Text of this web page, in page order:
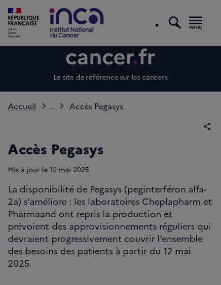
Le site de référence sur les cancers
Accueil ... Accès Pegasys
Accès Pegasys
Mis à jour le 12 mai 2025
La disponibilité de Pegasys (peginterféron alfa-
2a) s’améliore : les laboratoires Cheplapharm et
Pharmaand ont repris la production et
prévoient des approvisionnements réguliers qui
devraient progressivement couvrir l’ensemble
des besoins des patients à partir du 12 mai
2025.